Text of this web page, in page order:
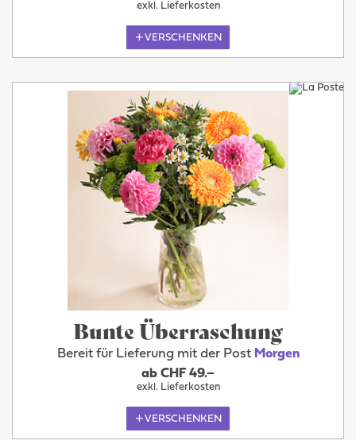
exkl. Lieferkosten
VERSCHENKEN
Bunte Überraschung
Bereit für Lieferung mit der Post Morgen
ab CHF 49.–
exkl. Lieferkosten
VERSCHENKEN